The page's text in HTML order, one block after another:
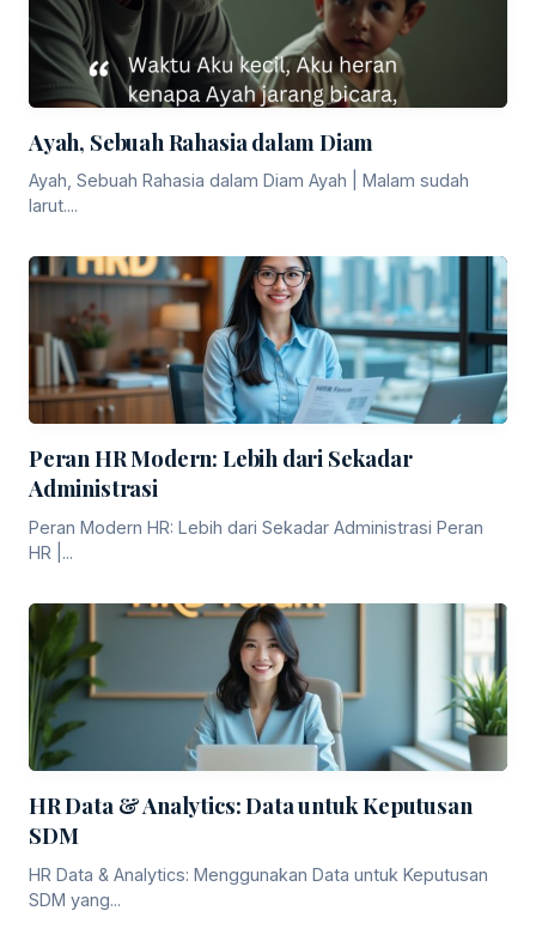
Ayah, Sebuah Rahasia dalam Diam
Ayah, Sebuah Rahasia dalam Diam Ayah | Malam sudah
larut....
Peran HR Modern: Lebih dari Sekadar
Administrasi
Peran Modern HR: Lebih dari Sekadar Administrasi Peran
HR |...
HR Data & Analytics: Data untuk Keputusan
SDM
HR Data & Analytics: Menggunakan Data untuk Keputusan
SDM yang...